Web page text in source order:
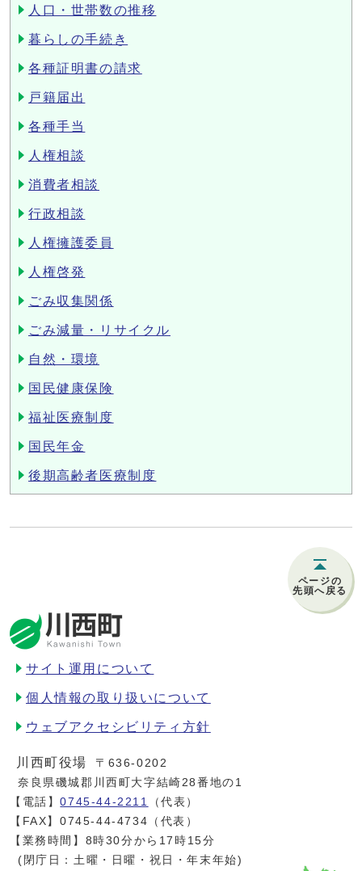
人口・世帯数の推移
暮らしの手続き
各種証明書の請求
戸籍届出
各種手当
人権相談
消費者相談
行政相談
人権擁護委員
人権啓発
ごみ収集関係
ごみ減量・リサイクル
自然・環境
国民健康保険
福祉医療制度
国民年金
後期高齢者医療制度
ページの
先頭へ戻る
サイト運用について
個人情報の取り扱いについて
ウェブアクセシビリティ方針
川西町役場
〒636-0202
奈良県磯城郡川西町大字結崎28番地の1
【電話】0745-44-2211
（代表）
【FAX】0745-44-4734（代表）
【業務時間】8時30分から17時15分
(閉庁日：土曜・日曜・祝日・年末年始)